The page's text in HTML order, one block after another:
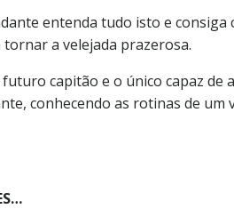
entenda tudo isto e
a velejada prazerosa.
capitão e o único capaz de
conhecendo as rotinas de um